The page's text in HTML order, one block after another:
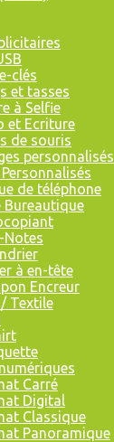
clés
et tasses
à Selfie
et Ecriture
de souris
personnalisés
de téléphone
Bureautique
Notes
à en-tête
Encreur
Textile
Carré
Digital
Classique
Panoramique